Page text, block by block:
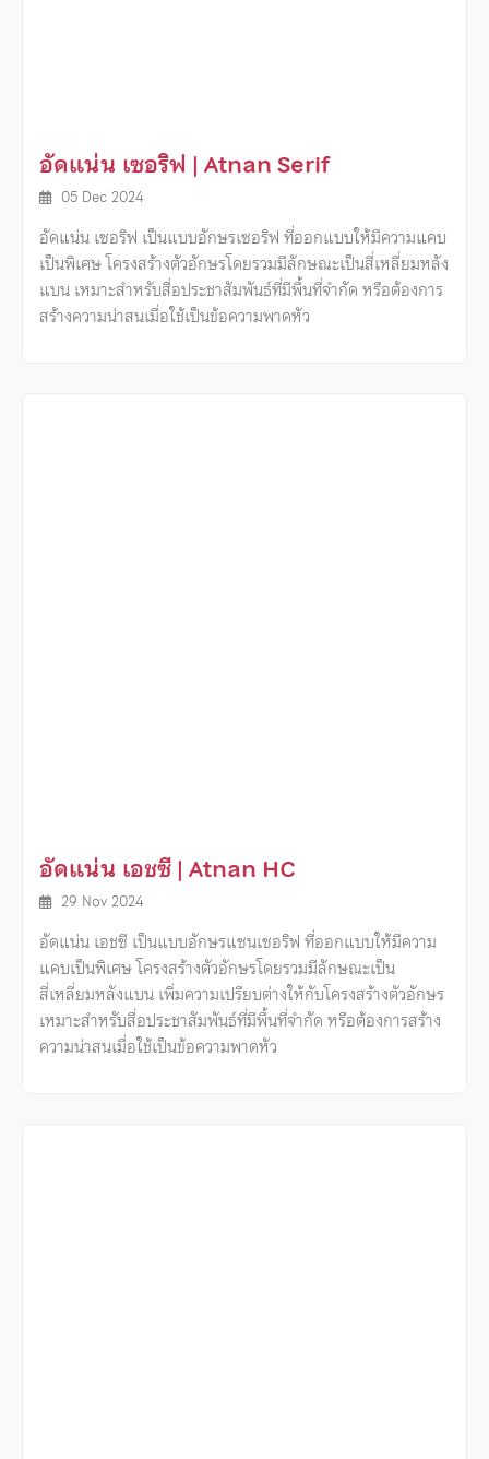
อัดแน่น เซอริฟ | Atnan Serif
05 Dec 2024
อัดแน่น เซอริฟ เป็นแบบอักษรเซอริฟ ที่ออกแบบให้มีความแคบ
เป็นพิเศษ โครงสร้างตัวอักษรโดยรวมมีลักษณะเป็นสี่เหลี่ยมหลัง
แบน เหมาะสำหรับสื่อประชาสัมพันธ์ที่มีพื้นที่จำกัด หรือต้องการ
สร้างความน่าสนเมื่อใช้เป็นข้อความพาดหัว
อัดแน่น เอชซี | Atnan HC
29 Nov 2024
อัดแน่น เอชซี เป็นแบบอักษรแซนเซอริฟ ที่ออกแบบให้มีความ
แคบเป็นพิเศษ โครงสร้างตัวอักษรโดยรวมมีลักษณะเป็น
สี่เหลี่ยมหลังแบน เพิ่มความเปรียบต่างให้กับโครงสร้างตัวอักษร
เหมาะสำหรับสื่อประชาสัมพันธ์ที่มีพื้นที่จำกัด หรือต้องการสร้าง
ความน่าสนเมื่อใช้เป็นข้อความพาดหัว